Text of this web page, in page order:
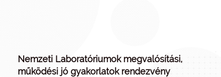
Nemzeti Laboratóriumok megvalósítási,
működési jó gyakorlatok rendezvény